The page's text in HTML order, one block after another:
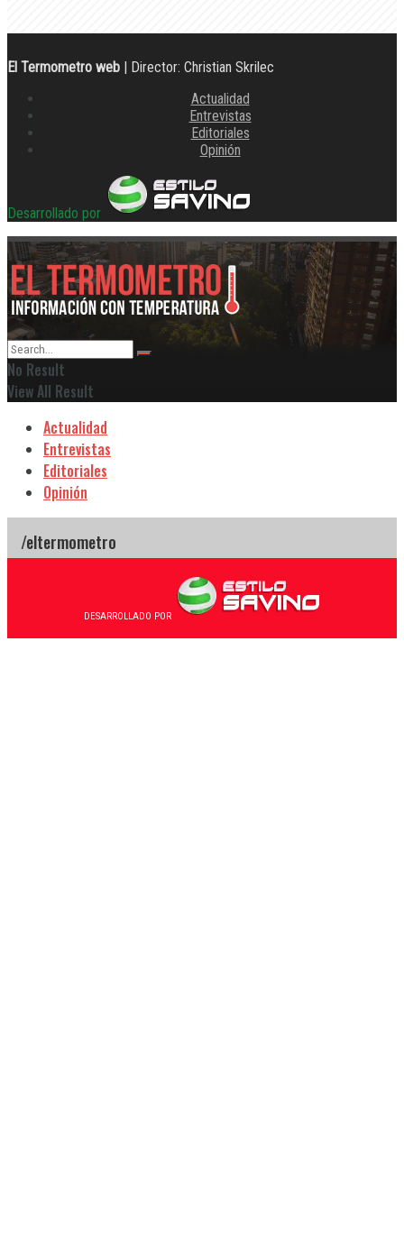
El Termometro web | Director: Christian Skrilec
Actualidad
Entrevistas
Editoriales
Opinión
Desarrollado por
No Result
View All Result
Actualidad
Entrevistas
Editoriales
Opinión
DESARROLLADO POR